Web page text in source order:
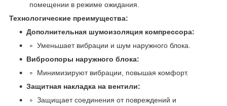
помещении в режиме ожидания.
Технологические преимущества:
Дополнительная шумоизоляция компрессора:
Уменьшает вибрации и шум наружного блока.
Виброопоры наружного блока:
Минимизируют вибрации, повышая комфорт.
Защитная накладка на вентили:
Защищает соединения от повреждений и